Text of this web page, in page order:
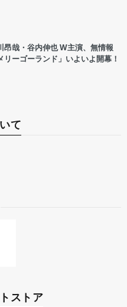
昂哉・谷内伸也 W主演、無情報
リーゴーランド」いよいよ開幕！
て
ストア